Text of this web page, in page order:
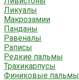
Ликуалы
Макрозамии
Панданы
Равеналы
Раписы
Редкие пальмы
Трахикарпусы
Финиковые пальмы